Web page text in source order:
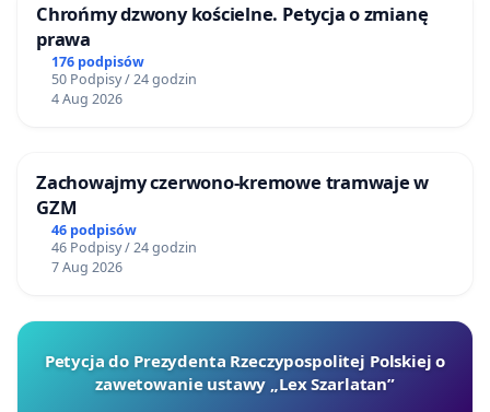
Chrońmy dzwony kościelne. Petycja o zmianę
prawa
176 podpisów
50 Podpisy / 24 godzin
4 Aug 2026
Zachowajmy czerwono-kremowe tramwaje w
GZM
46 podpisów
46 Podpisy / 24 godzin
7 Aug 2026
Petycja do Prezydenta Rzeczypospolitej Polskiej o
zawetowanie ustawy „Lex Szarlatan”